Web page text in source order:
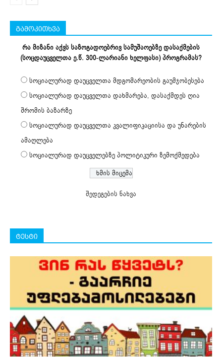
გამოკითხვა
რა მიზანი აქვს საზოგადოებრივ სამუშაოებზე დასაქმების
(სოცდაუცველთა ე.წ. 300-ლარიანი ხელფასი) პროგრამას?
სოციალურად დაუცველთა მდგომარეობის გაუმჯობესება
სოციალურად დაუცველთა დახმარება, დასაქმდეს ღია
შრომის ბაზარზე
სოციალურად დაუცველთა კვალიფიკაციისა და უნარების
ამაღლება
სოციალურად დაუცველებზე პოლიტიკური ზემოქმედება
შედეგების ნახვა
ტესტი